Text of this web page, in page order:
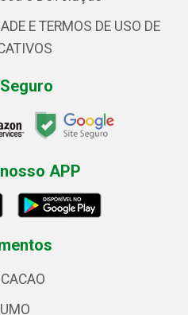
E TERMOS DE USO DE
APP